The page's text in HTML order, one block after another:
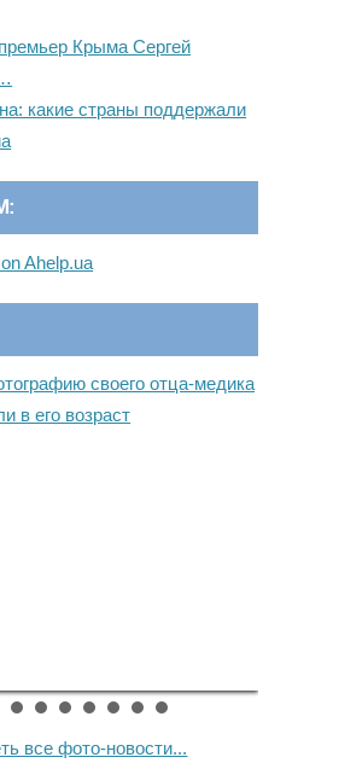
Крыма Сергей
какие страны поддержали
все фото-новости...